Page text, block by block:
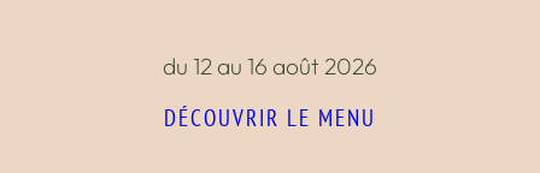
du 12 au 16 août 2026
DÉCOUVRIR LE MENU